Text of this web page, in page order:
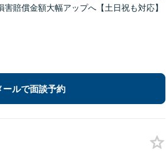
賠償金額大幅アップへ【土日祝も対応】
ールで面談予約